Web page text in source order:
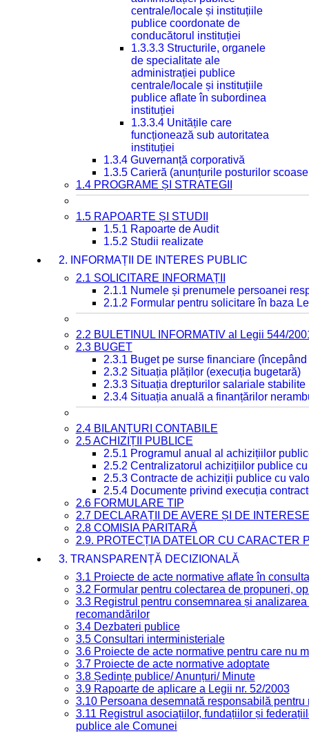
centrale/locale și instituțiile
publice coordonate de
conducătorul instituției
1.3.3.3 Structurile, organele
de specialitate ale
administrației publice
centrale/locale și instituțiile
publice aflate în subordinea
instituției
1.3.3.4 Unitățile care
funcționează sub autoritatea
instituției
1.3.4 Guvernanță corporativă
1.3.5 Carieră (anunțurile posturilor
1.4 PROGRAME ȘI STRATEGII
1.5 RAPOARTE ȘI STUDII
1.5.1 Rapoarte de Audit
1.5.2 Studii realizate
2. INFORMAȚII DE INTERES PUBLIC
2.1 SOLICITARE INFORMAȚII
2.1.1 Numele și prenumele persoanei
2.1.2 Formular pentru solicitare în baza
2.2 BULETINUL INFORMATIV al Legii 544/
2.3 BUGET
2.3.1 Buget pe surse financiare
2.3.2 Situația plăților (execuția bugetară)
2.3.3 Situația drepturilor salariale
2.3.4 Situația anuală a finanțărilor
2.4 BILANȚURI CONTABILE
2.5 ACHIZIȚII PUBLICE
2.5.1 Programul anual al achizițiilor
2.5.2 Centralizatorul achizițiilor publice
2.5.3 Contracte de achiziții publice cu
2.5.4 Documente privind execuția
2.6 FORMULARE TIP
2.7 DECLARAȚII DE AVERE ȘI DE INTERESE
2.8 COMISIA PARITARĂ
2.9. PROTECȚIA DATELOR CU CARACTER
3. TRANSPARENȚĂ DECIZIONALĂ
3.1 Proiecte de acte normative aflate în
3.2 Formular pentru colectarea de propuneri,
3.3 Registrul pentru consemnarea și
recomandărilor
3.4 Dezbateri publice
3.5 Consultari interministeriale
3.6 Proiecte de acte normative pentru care nu
3.7 Proiecte de acte normative adoptate
3.8 Ședințe publice/ Anunțuri/ Minute
3.9 Rapoarte de aplicare a Legii nr. 52/2003
3.10 Persoana desemnată responsabilă
3.11 Registrul asociațiilor, fundațiilor și
publice ale Comunei